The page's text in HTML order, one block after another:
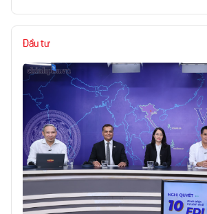
Đầu tư